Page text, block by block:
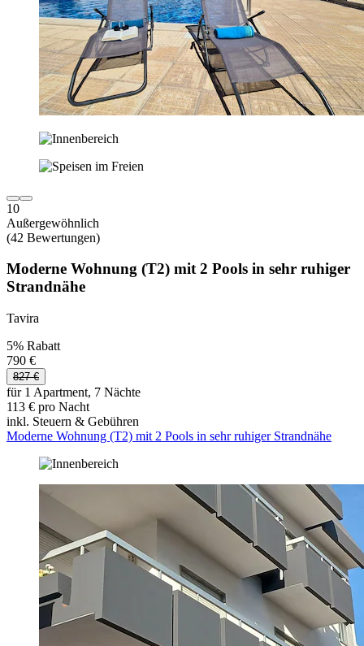
10
Außergewöhnlich
(42 Bewertungen)
Moderne Wohnung (T2) mit 2 Pools in sehr ruhiger
Strandnähe
Tavira
5% Rabatt
790 €
827 €
für 1 Apartment, 7 Nächte
113 € pro Nacht
inkl. Steuern & Gebühren
Moderne Wohnung (T2) mit 2 Pools in sehr ruhiger Strandnähe